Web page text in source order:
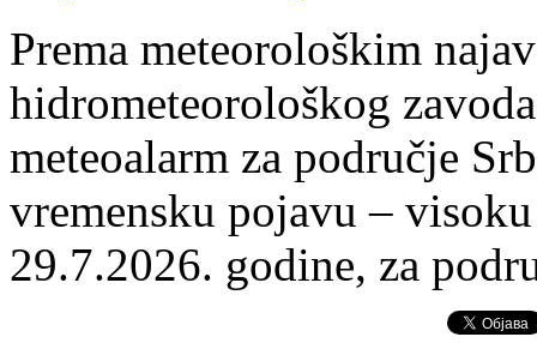
Prema meteorološkim
hidrometeorološkog
meteoalarm za područje
vremensku pojavu –
29.7.2026. godine, za